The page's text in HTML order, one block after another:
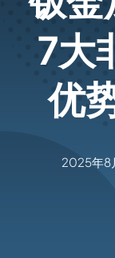
7大
优
2025年8